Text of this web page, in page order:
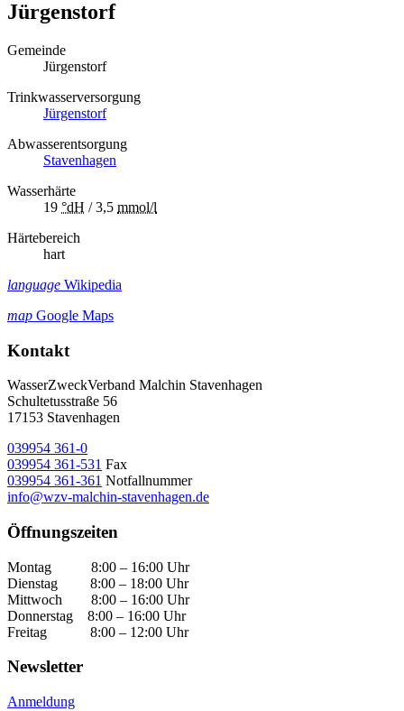
Jürgenstorf
Gemeinde
Jürgenstorf
Trinkwasserversorgung
Jürgenstorf
Abwasserentsorgung
Stavenhagen
Wasserhärte
19 °dH / 3,5 mmol/l
Härtebereich
hart
language Wikipedia
map Google Maps
Kontakt
WasserZweckVerband­ Malchin Stavenhagen
Schultetusstraße 56
17153 Stavenhagen
039954 361-0
039954 361-531 Fax
039954 361-361 Notfallnummer
info@wzv-malchin-stavenhagen.de
Öffnungszeiten
Montag 8:00 – 16:00 Uhr
Dienstag 8:00 – 18:00 Uhr
Mittwoch 8:00 – 16:00 Uhr
Donnerstag 8:00 – 16:00 Uhr
Freitag 8:00 – 12:00 Uhr
Newsletter
Anmeldung